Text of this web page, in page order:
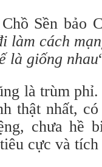
Sền bảo
làm cách
là giống nhau
là trùm
thật nhất,
chưa hề
cực và